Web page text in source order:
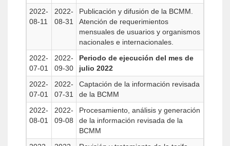
2022-
08-11
2022-
08-31
Publicación y difusión de la BCMM.
Atención de requerimientos
mensuales de usuarios y organismos
nacionales e internacionales.
2022-
07-01
2022-
09-30
Periodo de ejecución del mes de
julio 2022
2022-
07-01
2022-
07-31
Captación de la información revisada
de la BCMM
2022-
08-01
2022-
09-08
Procesamiento, análisis y generación
de la información revisada de la
BCMM